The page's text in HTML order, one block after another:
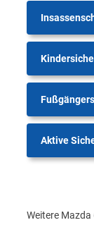
Aktive
Weitere Mazda